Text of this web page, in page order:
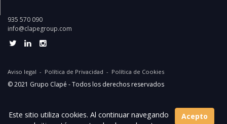
935 570 090
info@clapegroup.com
Aviso legal - Política de Privacidad - Política de Cookies
© 2021 Grupo Clapé - Todos los derechos reservados
Website and digital marketing by:Projectes a Internet
Este sitio utiliza cookies. Al continuar navegando
Acepto